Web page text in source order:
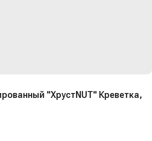
"ХрустNUT" Креветка,